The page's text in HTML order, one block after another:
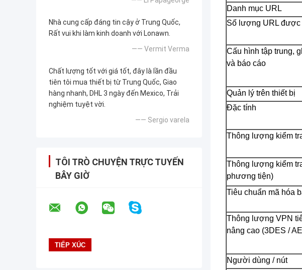
Nhà cung cấp đáng tin cậy ở Trung Quốc,
Rất vui khi làm kinh doanh với Lonawn.
—— Vermit Verma
Chất lượng tốt với giá tốt, đây là lần đầu
tiên tôi mua thiết bị từ Trung Quốc, Giao
hàng nhanh, DHL 3 ngày đến Mexico, Trải
nghiệm tuyệt vời.
—— Sergio varela
TÔI TRÒ CHUYỆN TRỰC TUYẾN
BÂY GIỜ
Danh mục URL
Số lượng URL được
Cấu hình tập trung,
và báo cáo
Quản lý trên thiết bị
Đặc tính
Thông lượng kiểm
Thông lượng kiểm
phương tiện)
Tiêu chuẩn mã hóa
Thông lượng VPN
nâng cao (3DES /
Người dùng / nút